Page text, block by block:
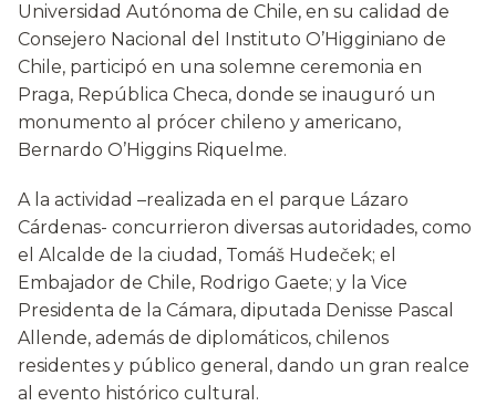
Universidad Autónoma de Chile, en su calidad de
Consejero Nacional del Instituto O’Higginiano de
Chile, participó en una solemne ceremonia en
Praga, República Checa, donde se inauguró un
monumento al prócer chileno y americano,
Bernardo O’Higgins Riquelme.
A la actividad –realizada en el parque Lázaro
Cárdenas- concurrieron diversas autoridades, como
el Alcalde de la ciudad, Tomáš Hudeček; el
Embajador de Chile, Rodrigo Gaete; y la Vice
Presidenta de la Cámara, diputada Denisse Pascal
Allende, además de diplomáticos, chilenos
residentes y público general, dando un gran realce
al evento histórico cultural.